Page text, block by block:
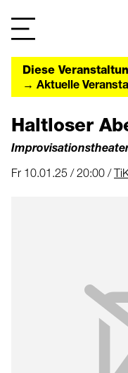
Diese
→ Aktuelle
Haltloser
Fr 10.01.25 / 20:00 /